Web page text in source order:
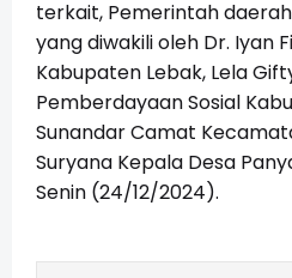
terkait, Pemerintah
yang diwakili oleh Dr. Iyan
Kabupaten Lebak, Lela
Pemberdayaan Sosial
Sunandar Camat
Suryana Kepala Desa
Senin (24/12/2024).